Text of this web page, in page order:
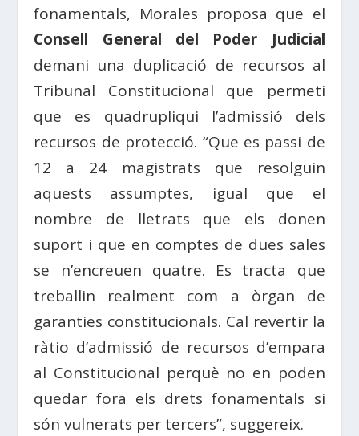
fonamentals, Morales proposa que el
Consell General del Poder Judicial
demani una duplicació de recursos al
Tribunal Constitucional que permeti
que es quadrupliqui l’admissió dels
recursos de protecció. “Que es passi de
12 a 24 magistrats que resolguin
aquests assumptes, igual que el
nombre de lletrats que els donen
suport i que en comptes de dues sales
se n’encreuen quatre. Es tracta que
treballin realment com a òrgan de
garanties constitucionals. Cal revertir la
ràtio d’admissió de recursos d’empara
al Constitucional perquè no en poden
quedar fora els drets fonamentals si
són vulnerats per tercers”, suggereix.